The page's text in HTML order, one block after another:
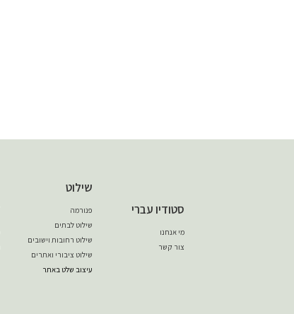
סטודיו עברי
מי אנחנו
צור קשר
שילוט
פנורמה
שילוט לבתים
שילוט רחובות וישובים
שילוט ציבורי ואתרים
עיצוב שלט באתר